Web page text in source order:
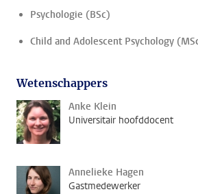
Psychologie (BSc)
Child and Adolescent Psychology
Wetenschappers
Anke Klein
Universitair hoofddocent
Annelieke Hagen
Gastmedewerker